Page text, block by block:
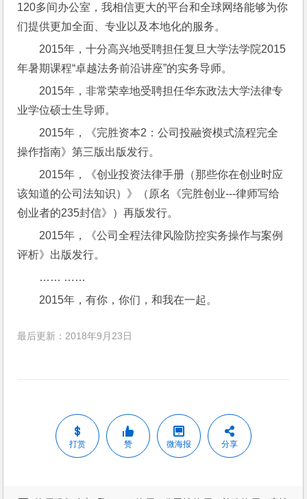
120多间办公室，我相信更大的平台和全球网络能够为你
们提供更加全面、专业以及本地化的服务。
2015年，十分高兴地受聘担任复旦大学法学院2015
年暑期课程“卓越法务前沿讲座”的实务导师。
2015年，非常荣幸地受聘担任华东政法大学法律专
业学位硕士生导师。
2015年，《完胜资本2：公司投融资模式流程完全
操作指南》第三版出版发行。
2015年，《创业投资法律手册（那些你在创业时应
该知道的公司法知识）》（原名《完胜创业---律师写给
创业者的235封信》）再版发行。
2015年，《公司全程法律风险防控实务操作与案例
评析》出版发行。
…… ……
2015年，有你，你们，和我在一起。
最后更新：2018年9月23日
打赏 赞 微海报 分享